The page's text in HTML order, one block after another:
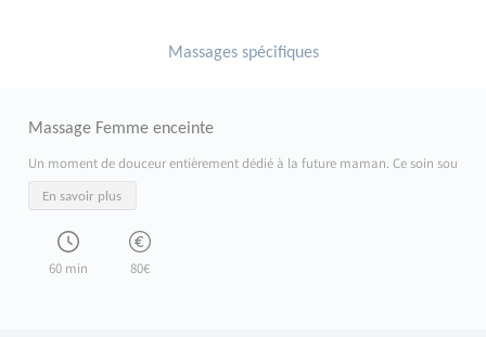
Massages spécifiques
Massage Femme enceinte
Un moment de douceur entièrement dédié à la future maman. Ce soin
En savoir plus
60 min 80€